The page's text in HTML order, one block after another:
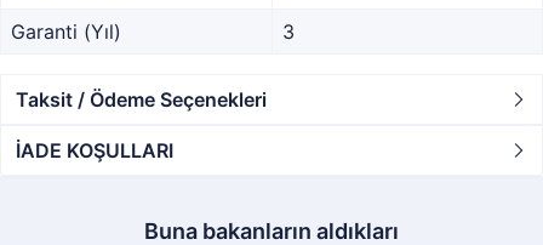
Garanti (Yıl)
3
Taksit / Ödeme Seçenekleri
İADE KOŞULLARI
Buna bakanların aldıkları